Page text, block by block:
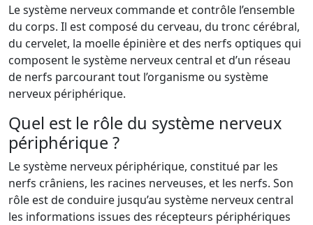
Le système nerveux commande et contrôle l’ensemble
du corps. Il est composé du cerveau, du tronc cérébral,
du cervelet, la moelle épinière et des nerfs optiques qui
composent le système nerveux central et d’un réseau
de nerfs parcourant tout l’organisme ou système
nerveux périphérique.
Quel est le rôle du système nerveux
périphérique ?
Le système nerveux périphérique, constitué par les
nerfs crâniens, les racines nerveuses, et les nerfs. Son
rôle est de conduire jusqu’au système nerveux central
les informations issues des récepteurs périphériques